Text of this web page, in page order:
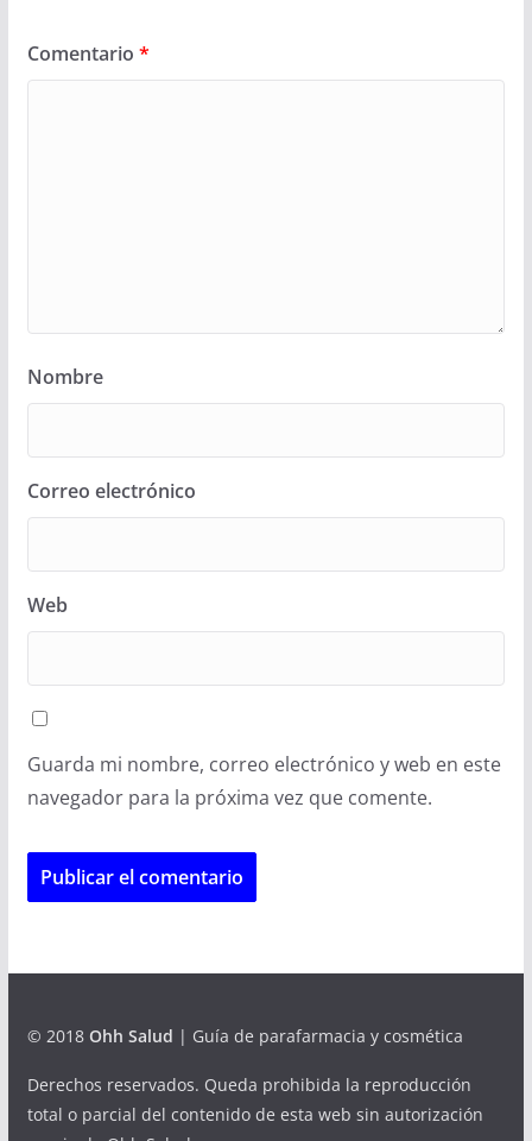
Comentario *
Nombre
Correo electrónico
Web
Guarda mi nombre, correo electrónico y web en este
navegador para la próxima vez que comente.
© 2018 Ohh Salud | Guía de parafarmacia y cosmética
Derechos reservados. Queda prohibida la reproducción
total o parcial del contenido de esta web sin autorización